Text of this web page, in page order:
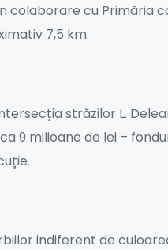
colaborare cu
7,5 km.
străzilor L.
9 milioane de lei –
indiferent de